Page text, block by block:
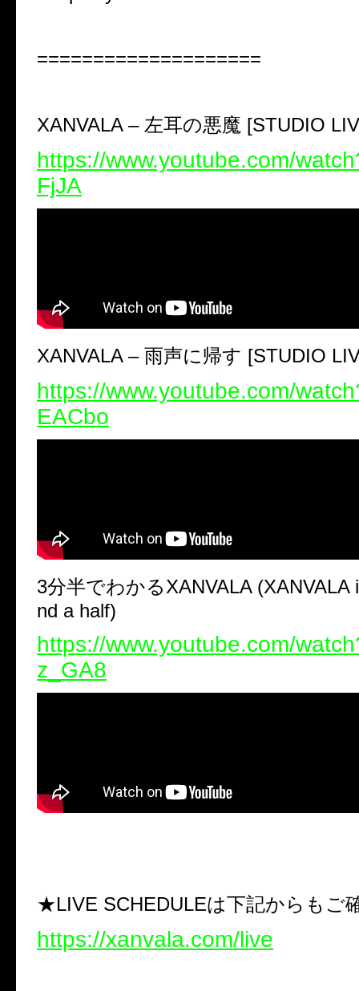
====================
XANVALA – 左耳の悪魔 [STUDIO
https://www.youtube.com/
FjJA
XANVALA – 雨声に帰す [STUDIO
https://www.youtube.com/
EACbo
3分半でわかるXANVALA (XANVALA
nd a half)
https://www.youtube.com/
z_GA8
★LIVE SCHEDULEは下記からもご
https://xanvala.com/live